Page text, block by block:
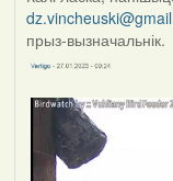
прыз-вызначальнік.